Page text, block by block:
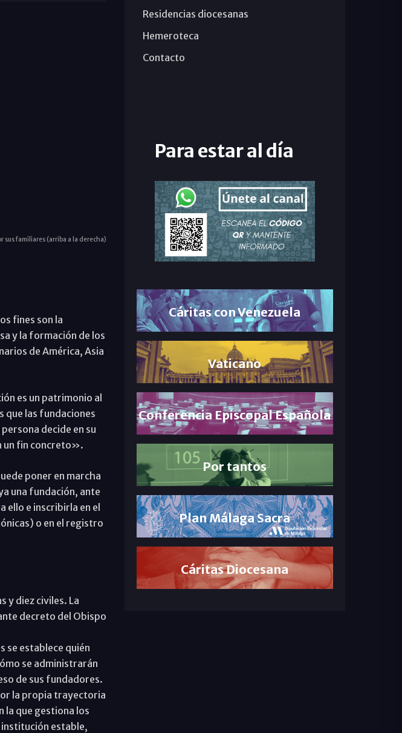
sus familiares (arriba a la derecha)
fines son la
y la formación de los
de América, Asia
es un patrimonio al
que las fundaciones
decide en su
un fin concreto».
poner en marcha
una fundación, ante
ello e inscribirla en el
o en el registro
y diez civiles. La
decreto del Obispo
se establece quién
se administrarán
de sus fundadores.
la propia trayectoria
la que gestiona los
institución estable,
Residencias diocesanas
Hemeroteca
Contacto
Para estar al día
Cáritas con Venezuela
Vaticano
Conferencia Episcopal Española
Por tantos
Plan Málaga Sacra
Cáritas Diocesana